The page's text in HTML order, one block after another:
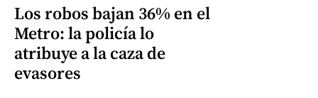
Los robos bajan 36% en el
Metro: la policía lo
atribuye a la caza de
evasores